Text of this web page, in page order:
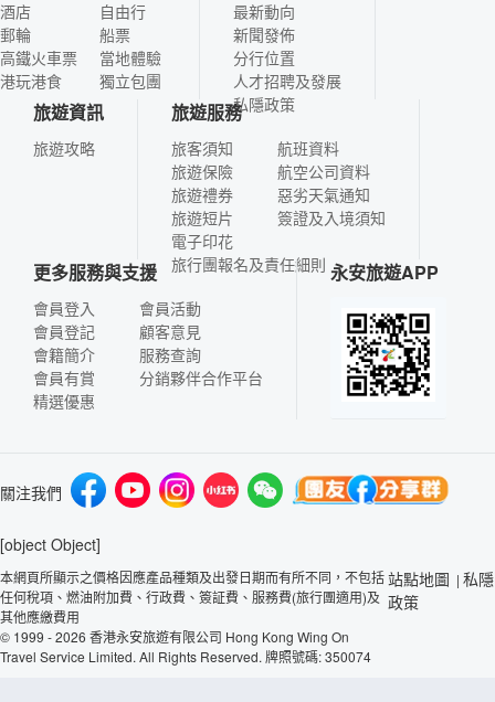
酒店
郵輪
高鐵火車票
港玩港食
自由行
船票
當地體驗
獨立包團
最新動向
新聞發佈
分行位置
人才招聘及發展
私隱政策
旅遊資訊
旅遊攻略
旅遊服務
旅客須知
旅遊保險
旅遊禮券
旅遊短片
電子印花
航班資料
航空公司資料
惡劣天氣通知
簽證及入境須知
旅行團報名及責任細則
更多服務與支援
會員登入
會員登記
會籍簡介
會員有賞
精選優惠
會員活動
顧客意見
服務查詢
分銷夥伴合作平台
永安旅遊APP
關注我們
[object Object]
本網頁所顯示之價格因應產品種類及出發日期而有所不同，不包括
任何稅項、燃油附加費、行政費、簽証費、服務費(旅行團適用)及
其他應繳費用
© 1999 - 2026 香港永安旅遊有限公司 Hong Kong Wing On
Travel Service Limited. All Rights Reserved. 牌照號碼: 350074
站點地圖 | 私隱
政策